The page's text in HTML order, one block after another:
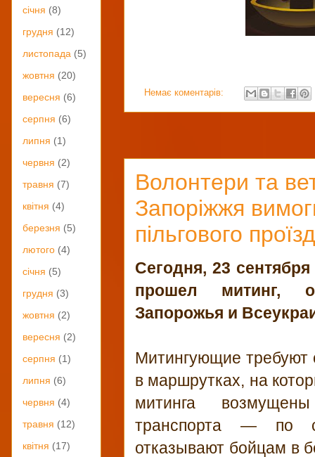
Немає коментарів:
Волонтери та
Запоріжжя
пільгового
Сегодня, 23
прошел митинг,
Запорожья и
Митингующие требуют
в маршрутках, на
митинга
транспорта — по
отказывают бойцам в
січня (8)
грудня (12)
листопада (5)
жовтня (20)
вересня (6)
серпня (6)
липня (1)
червня (2)
травня (7)
квітня (4)
березня (5)
лютого (4)
січня (5)
грудня (3)
жовтня (2)
вересня (2)
серпня (1)
липня (6)
червня (4)
травня (12)
квітня (17)